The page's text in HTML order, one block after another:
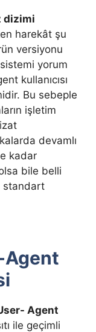
dizimi
harekât şu
versiyonu
yorum
kullanıcısı
Bu sebeple
işletim
devamlı
kadar
bile belli
standart
Agent
Agent
ile geçimli